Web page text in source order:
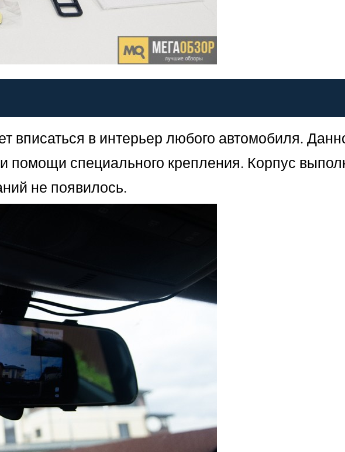
вписаться в интерьер любого автомобиля.
помощи специального крепления. Корпус
не появилось.